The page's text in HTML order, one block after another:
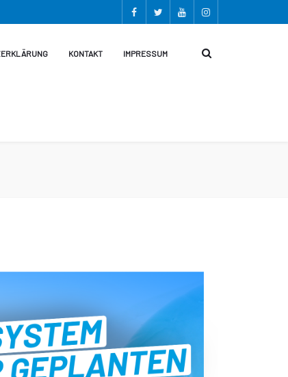
KONTAKT IMPRESSUM